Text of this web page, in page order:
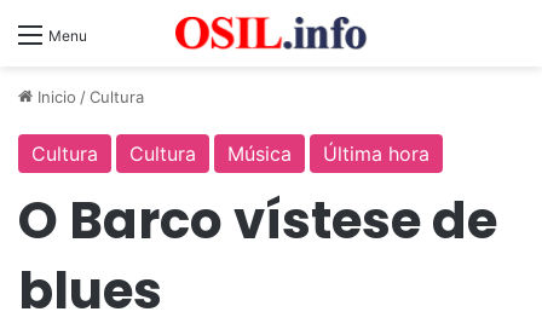
Menu
Inicio /Cultura
Cultura Cultura Música Última hora
O Barco vístese de
blues